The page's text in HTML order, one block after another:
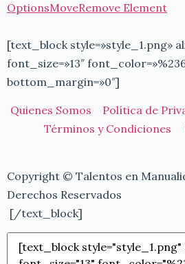
OptionsMoveRemove Element
[text_block style=»style_1.png»
font_size=»13″
bottom_margin=»0″]
Quienes Somos Política de
Términos y Condiciones
Copyright © Talentos en
Derechos Reservados
[/text_block]